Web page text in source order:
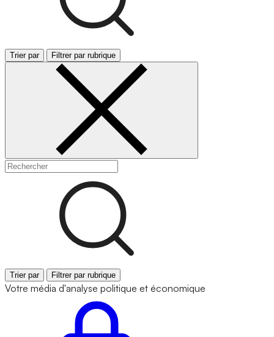
Trier par Filtrer par rubrique
Trier par Filtrer par rubrique
Votre média d'analyse politique et économique